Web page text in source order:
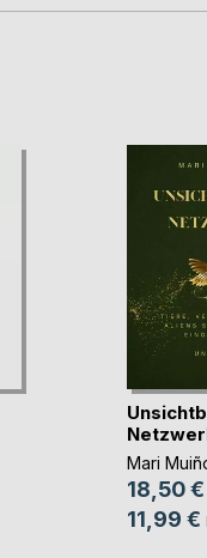
Mari
18,50 €
11,99 €